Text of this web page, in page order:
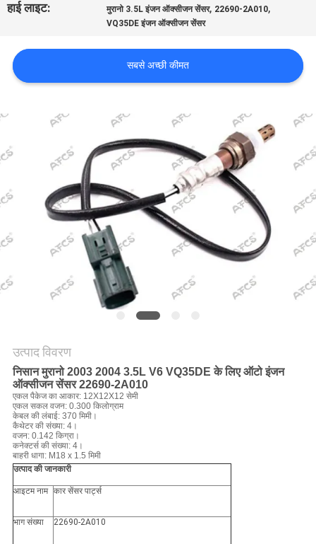
हमसे
करें
समाचार
उद्धरण
साइटमैप
गोपनीयता
हाई लाइट:
मुरानो 3.5L इंजन ऑक्सीजन सेंसर, 22690-2A010,
VQ35DE इंजन ऑक्सीजन सेंसर
सबसे अच्छी कीमत
उत्पाद विवरण
निसान मुरानो 2003 2004 3.5L V6 VQ35DE के लिए ऑटो इंजन
ऑक्सीजन सेंसर 22690-2A010
एकल पैकेज का आकार: 12X12X12 सेमी
एकल सकल वजन: 0.300 किलोग्राम
केबल की लंबाई: 370 मिमी।
कैथेटर की संख्या: 4।
वजन: 0.142 किग्रा।
कनेक्टर्स की संख्या: 4।
बाहरी धागा: M18 x 1.5 मिमी
उत्पाद की जानकारी
आइटम नाम कार सेंसर पार्ट्स
भाग संख्या 22690-2A010